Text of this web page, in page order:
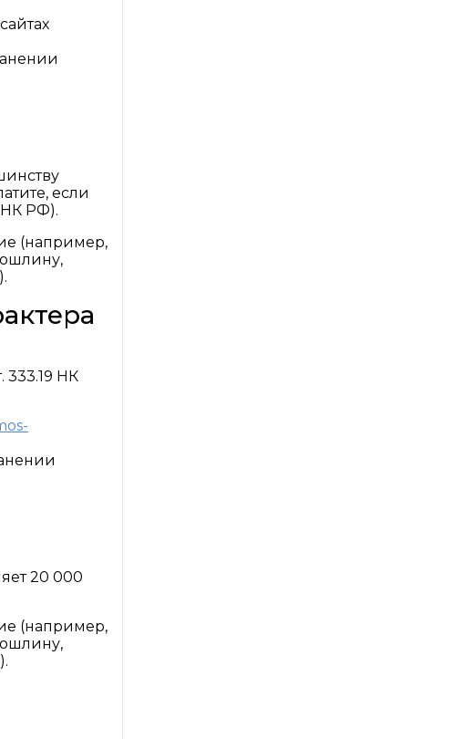
если
НК РФ).
(например,
333.19 НК
20 000
(например,